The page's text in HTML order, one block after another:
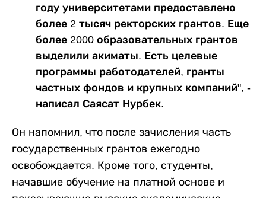
году университетами предоставлено
более 2 тысяч ректорских грантов. Еще
более 2000 образовательных грантов
выделили акиматы. Есть целевые
программы работодателей, гранты
частных фондов и крупных компаний", -
написал Саясат Нурбек.
Он напомнил, что после зачисления часть
государственных грантов ежегодно
освобождается. Кроме того, студенты,
начавшие обучение на платной основе и